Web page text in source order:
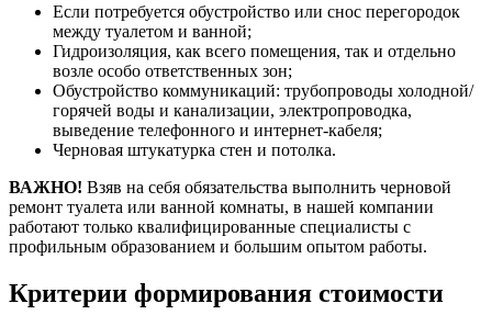
Если потребуется обустройство или снос перегородок
между туалетом и ванной;
Гидроизоляция, как всего помещения, так и отдельно
возле особо ответственных зон;
Обустройство коммуникаций: трубопроводы холодной/
горячей воды и канализации, электропроводка,
выведение телефонного и интернет-кабеля;
Черновая штукатурка стен и потолка.
ВАЖНО! Взяв на себя обязательства выполнить черновой
ремонт туалета или ванной комнаты, в нашей компании
работают только квалифицированные специалисты с
профильным образованием и большим опытом работы.
Критерии формирования стоимости